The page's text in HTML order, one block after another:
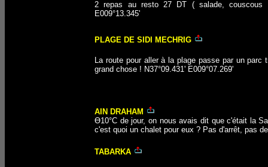
2 repas au resto 27 DT ( salade, couscous
E009°13.345'
PLAGE DE SIDI MECHRIG
La route pour aller à la plage passe par un
grand chose ! N37°09.431' E009°07.269'
AIN DRAHAM
Ө10°C de jour, on nous avais dit que c'était la
c'est quoi un chalet pour eux ? Pas d'arrêt, pas
TABARKA